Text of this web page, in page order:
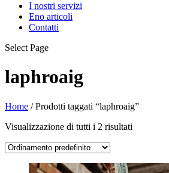
I nostri servizi
Eno articoli
Contatti
Select Page
laphroaig
Home / Prodotti taggati “laphroaig”
Visualizzazione di tutti i 2 risultati